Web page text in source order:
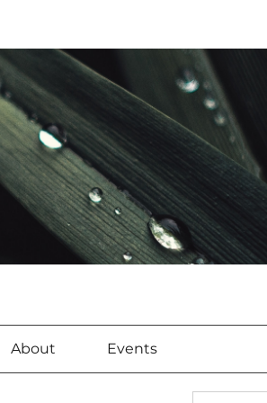
About Events